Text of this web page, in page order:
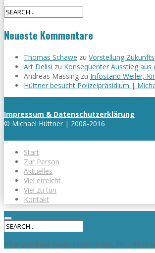
Neueste Kommentare
Thomas Schawe zu Vorstellung
Art Delisi zu Konsequenter Ausstieg
Andreas Massing zu Infostand Weiler,
Hüttner besucht Polizeipräsidium |
Impressum & Datenschutzerklärung
© Michael Hüttner | 2008-2016
Start
Zur Person
Aktuelles
Viel erreicht
Viel zu tun
Kontakt
After you have typed in some text, hit ENTER